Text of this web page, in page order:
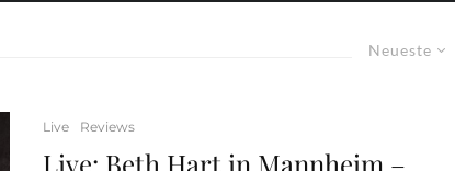
Neueste
Live Reviews
Live: Beth Hart in Mannheim –